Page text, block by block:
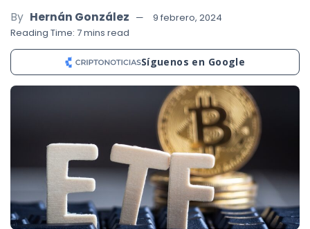
By Hernán González
9 febrero, 2024
Reading Time: 7 mins read
Síguenos en Google